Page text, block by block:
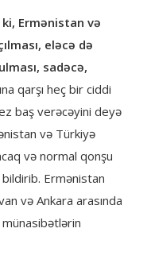
Ermənistan və
eləcə də
sadəcə,
qarşı heç bir ciddi
baş verəcəyini deyə
və Türkiyə
və normal qonşu
Ermənistan
və Ankara arasında